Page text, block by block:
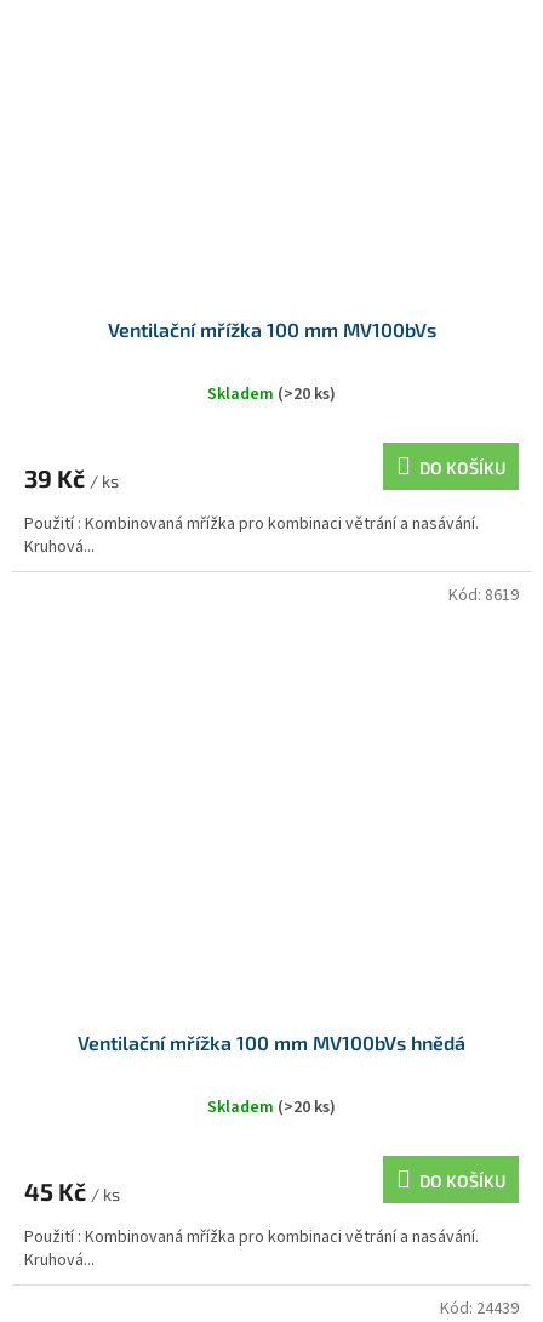
Ventilační mřížka 100 mm MV100bVs
Skladem (>20 ks)
39 Kč / ks
DO KOŠÍKU
Použití : Kombinovaná mřížka pro kombinaci větrání a nasávání.
Kruhová...
Ventilační mřížka 100 mm MV100bVs hnědá
Skladem (>20 ks)
45 Kč / ks
DO KOŠÍKU
Použití : Kombinovaná mřížka pro kombinaci větrání a nasávání.
Kruhová...
Kód: 8619
Kód: 24439